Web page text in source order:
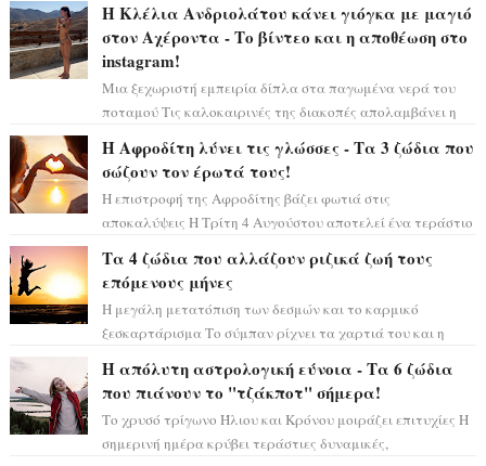
Η Κλέλια Ανδριολάτου κάνει γιόγκα με μαγιό
στον Αχέροντα - Το βίντεο και η αποθέωση στο
instagram!
Μια ξεχωριστή εμπειρία δίπλα στα παγωμένα νερά του
ποταμού Τις καλοκαιρινές της διακοπές απολαμβάνει η
Η Αφροδίτη λύνει τις γλώσσες - Τα 3 ζώδια που
σώζουν τον έρωτά τους!
Η επιστροφή της Αφροδίτης βάζει φωτιά στις
αποκαλύψεις Η Τρίτη 4 Αυγούστου αποτελεί ένα τεράστιο
Τα 4 ζώδια που αλλάζουν ριζικά ζωή τους
επόμενους μήνες
Η μεγάλη μετατόπιση των δεσμών και το καρμικό
ξεσκαρτάρισμα Το σύμπαν ρίχνει τα χαρτιά του και η
Η απόλυτη αστρολογική εύνοια - Τα 6 ζώδια
που πιάνουν το "τζάκποτ" σήμερα!
Το χρυσό τρίγωνο Ήλιου και Κρόνου μοιράζει επιτυχίες Η
σημερινή ημέρα κρύβει τεράστιες δυναμικές,